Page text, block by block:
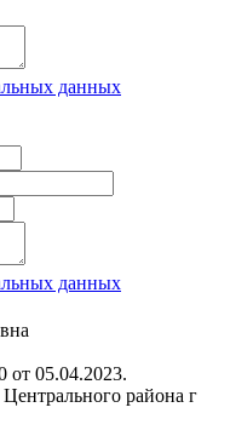
данных
данных
от 05.04.2023.
района г